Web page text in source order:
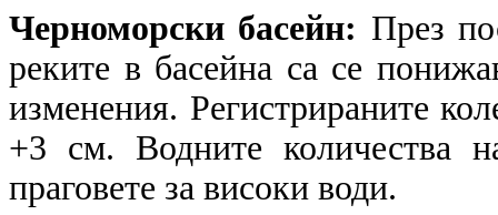
Черноморски басейн: През
реките в басейна са се
изменения. Регистрираните
+3 см. Водните количества
праговете за високи води.